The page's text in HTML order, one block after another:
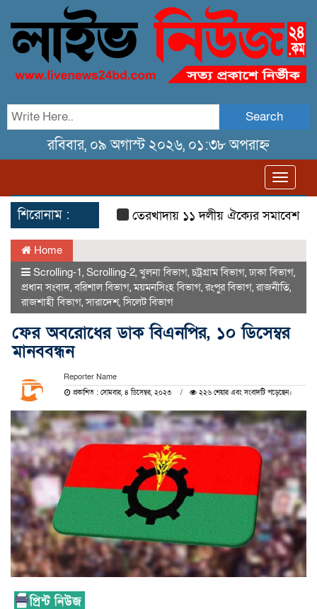
Search
রবিবার, ০৯ অগাস্ট ২০২৬, ০১:৩৮ অপরাহ্ন
শিরোনাম : তেরখাদায় ১১ দলীয় ঐক্যের সমাবেশ ও গণ
Home
Scrolling-1, Scrolling-2, খুলনা বিভাগ,চট্রগ্রাম বিভাগ,ঢাকা বিভাগ,
প্রধান সংবাদ,বরিশাল বিভাগ,ময়মনসিংহ বিভাগ,রংপুর বিভাগ,রাজনীতি,
রাজশাহী বিভাগ,সারাদেশ,সিলেট বিভাগ
ফের অবরোধের ডাক বিএনপির, ১০ ডিসেম্বর
মানববন্ধন
Reporter Name
প্রকাশিত : সোমবার, ৪ ডিসেম্বর, ২০২৩ ২২৬ শেয়ার এবং সংবাদটি পড়েছেন।